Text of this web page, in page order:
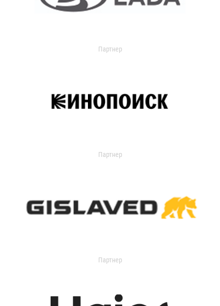
Партнер
Партнер
Партнер